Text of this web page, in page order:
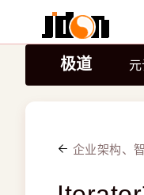
极道 元
企业架构、